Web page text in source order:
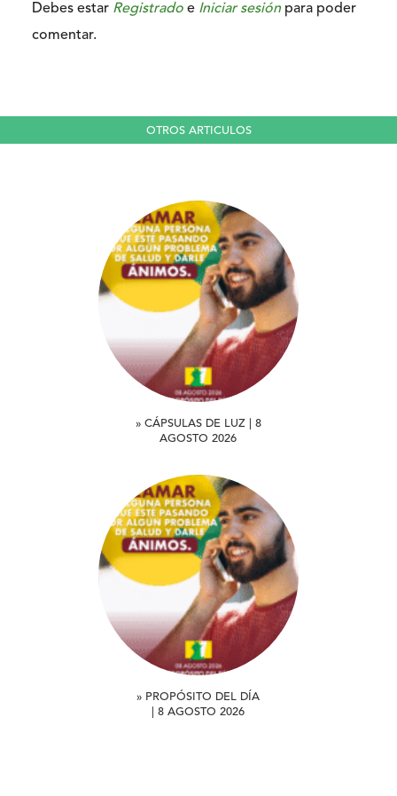
Debes estar Registrado e Iniciar sesión para poder
comentar.
OTROS ARTICULOS
» CÁPSULAS DE LUZ | 8
AGOSTO 2026
» PROPÓSITO DEL DÍA
| 8 AGOSTO 2026